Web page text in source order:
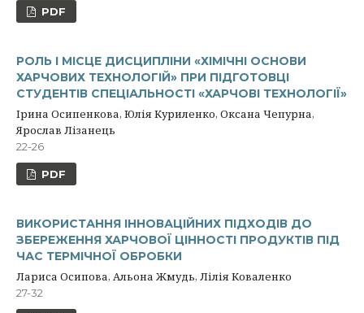
PDF
РОЛЬ І МІСЦЕ ДИСЦИПЛІНИ «ХІМІЧНІ ОСНОВИ
ХАРЧОВИХ ТЕХНОЛОГІЙ» ПРИ ПІДГОТОВЦІ
СТУДЕНТІВ СПЕЦІАЛЬНОСТІ «ХАРЧОВІ ТЕХНОЛОГІЇ»
Ірина Осипенкова, Юлія Куриленко, Оксана Чепурна,
Ярослав Лізанець
22-26
PDF
ВИКОРИСТАННЯ ІННОВАЦІЙНИХ ПІДХОДІВ ДО
ЗБЕРЕЖЕННЯ ХАРЧОВОЇ ЦІННОСТІ ПРОДУКТІВ ПІД
ЧАС ТЕРМІЧНОЇ ОБРОБКИ
Лариса Осипова, Альона Жмудь, Лілія Коваленко
27-32